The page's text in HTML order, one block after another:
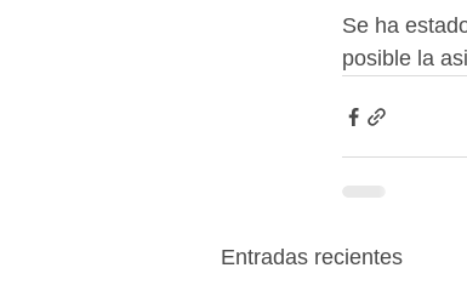
Se ha
posible la
Entradas recientes